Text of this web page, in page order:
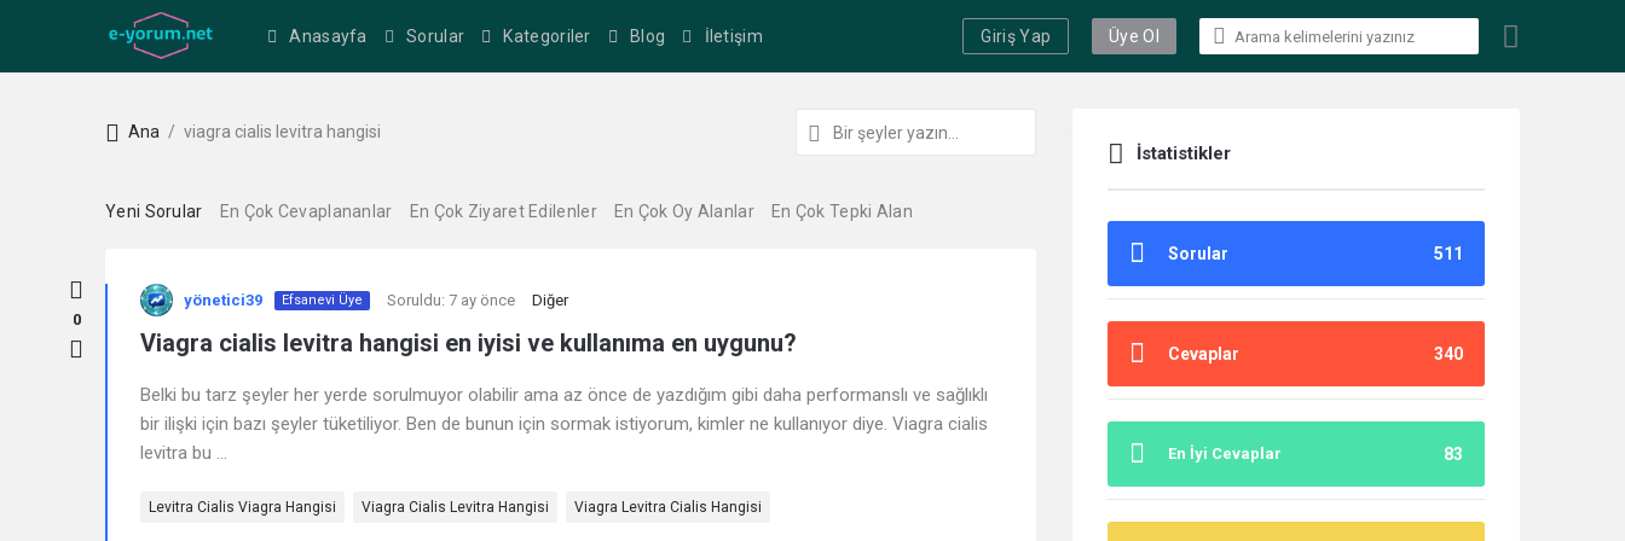
Anasayfa Sorular Kategoriler Blog İletişim Giriş Yap Üye Ol
Ana / viagra cialis levitra hangisi
Yeni Sorular En Çok Cevaplananlar En Çok Ziyaret Edilenler En Çok Oy Alanlar En Çok Tepki Alan
Kullanıcı
Yorumları
Deneyimleri
0
yönetici39 Efsanevi Üye Soruldu: 7 ay önce Diğer
Viagra cialis levitra hangisi en iyisi ve kullanıma en uygunu?
Belki bu tarz şeyler her yerde sorulmuyor olabilir ama az önce de yazdığım gibi daha performanslı ve sağlıklı
bir ilişki için bazı şeyler tüketiliyor. Ben de bunun için sormak istiyorum, kimler ne kullanıyor diye. Viagra cialis
levitra bu ...
Levitra Cialis Viagra Hangisi Viagra Cialis Levitra Hangisi Viagra Levitra Cialis Hangisi
İstatistikler
Sorular 511
Cevaplar 340
En İyi Cevaplar 83